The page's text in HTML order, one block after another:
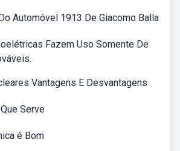
Automóvel 1913 De Giacomo Balla
Fazem Uso Somente De
Vantagens E Desvantagens
Serve
é Bom